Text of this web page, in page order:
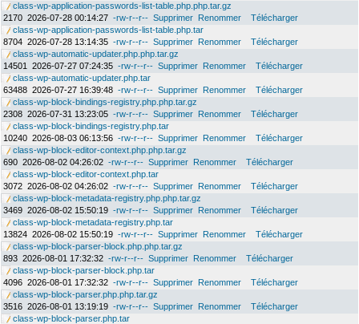
class-wp-application-passwords-list-table.php.php.tar.gz
2170 2026-07-28 00:14:27 -rw-r--r-- Supprimer Renommer
Télécharger
class-wp-application-passwords-list-table.php.tar
8704 2026-07-28 13:14:35 -rw-r--r-- Supprimer Renommer
Télécharger
class-wp-automatic-updater.php.php.tar.gz
14501
2026-07-27 07:24:35 -rw-r--r-- Supprimer Renommer
Télécharger
class-wp-automatic-updater.php.tar
63488 2026-07-27 16:39:48 -rw-r--r-- Supprimer Renommer
Télécharger
class-wp-block-bindings-registry.php.php.tar.gz
2308 2026-07-31 13:23:05 -rw-r--r-- Supprimer Renommer
Télécharger
class-wp-block-bindings-registry.php.tar
10240 2026-08-03 06:13:56 -rw-r--r-- Supprimer Renommer
Télécharger
class-wp-block-editor-context.php.php.tar.gz
690 2026-08-02 04:26:02 -rw-r--r-- Supprimer Renommer
Télécharger
class-wp-block-editor-context.php.tar
3072 2026-08-02 04:26:02 -rw-r--r-- Supprimer Renommer
Télécharger
class-wp-block-metadata-registry.php.php.tar.gz
3469 2026-08-02 15:50:19 -rw-r--r-- Supprimer Renommer
Télécharger
class-wp-block-metadata-registry.php.tar
13824 2026-08-02 15:50:19 -rw-r--r-- Supprimer Renommer
Télécharger
class-wp-block-parser-block.php.php.tar.gz
893 2026-08-01 17:32:32 -rw-r--r-- Supprimer Renommer
Télécharger
class-wp-block-parser-block.php.tar
4096 2026-08-01 17:32:32 -rw-r--r-- Supprimer Renommer
Télécharger
class-wp-block-parser.php.php.tar.gz
3516 2026-08-01 13:19:19 -rw-r--r-- Supprimer Renommer
Télécharger
class-wp-block-parser.php.tar